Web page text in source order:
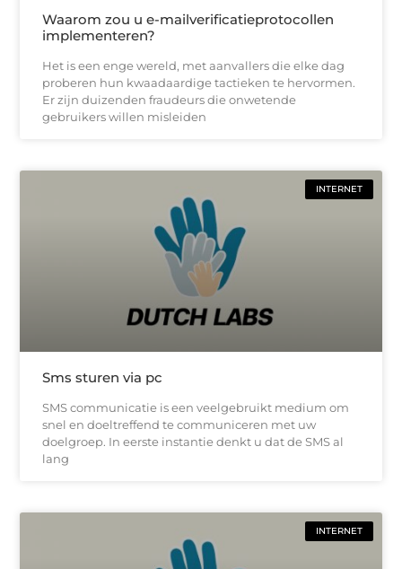
Waarom zou u e-mailverificatieprotocollen
implementeren?
Het is een enge wereld, met aanvallers die elke dag
proberen hun kwaadaardige tactieken te hervormen.
Er zijn duizenden fraudeurs die onwetende
gebruikers willen misleiden
INTERNET
Sms sturen via pc
SMS communicatie is een veelgebruikt medium om
snel en doeltreffend te communiceren met uw
doelgroep. In eerste instantie denkt u dat de SMS al
lang
INTERNET